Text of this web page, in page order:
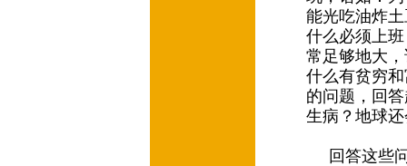
能光吃油炸
什么必须上
常足够地大
什么有贫穷
的问题，回
生病？地球
回答这些问